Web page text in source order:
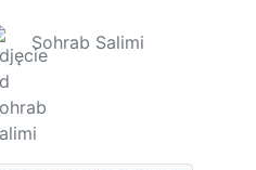
Sohrab Salimi